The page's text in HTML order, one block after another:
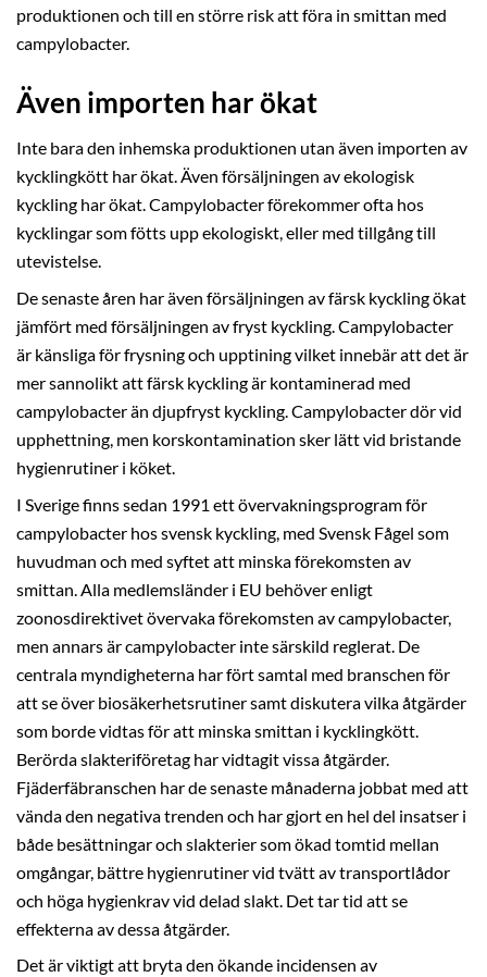
produktionen och till en större risk att föra in smittan med
campylobacter.
Även importen har ökat
Inte bara den inhemska produktionen utan även importen av
kycklingkött har ökat. Även försäljningen av ekologisk
kyckling har ökat. Campylobacter förekommer ofta hos
kycklingar som fötts upp ekologiskt, eller med tillgång till
utevistelse.
De senaste åren har även försäljningen av färsk kyckling ökat
jämfört med försäljningen av fryst kyckling. Campylobacter
är känsliga för frysning och upptining vilket innebär att det är
mer sannolikt att färsk kyckling är kontaminerad med
campylobacter än djupfryst kyckling. Campylobacter dör vid
upphettning, men korskontamination sker lätt vid bristande
hygienrutiner i köket.
I Sverige finns sedan 1991 ett övervakningsprogram för
campylobacter hos svensk kyckling, med Svensk Fågel som
huvudman och med syftet att minska förekomsten av
smittan. Alla medlemsländer i EU behöver enligt
zoonosdirektivet övervaka förekomsten av campylobacter,
men annars är campylobacter inte särskild reglerat. De
centrala myndigheterna har fört samtal med branschen för
att se över biosäkerhetsrutiner samt diskutera vilka åtgärder
som borde vidtas för att minska smittan i kycklingkött.
Berörda slakteriföretag har vidtagit vissa åtgärder.
Fjäderfäbranschen har de senaste månaderna jobbat med att
vända den negativa trenden och har gjort en hel del insatser i
både besättningar och slakterier som ökad tomtid mellan
omgångar, bättre hygienrutiner vid tvätt av transportlådor
och höga hygienkrav vid delad slakt. Det tar tid att se
effekterna av dessa åtgärder.
Det är viktigt att bryta den ökande incidensen av